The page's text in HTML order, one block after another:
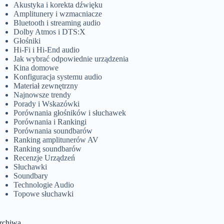
Akustyka i korekta dźwięku
Amplitunery i wzmacniacze
Bluetooth i streaming audio
Dolby Atmos i DTS:X
Głośniki
Hi-Fi i Hi-End audio
Jak wybrać odpowiednie urządzenia
Kina domowe
Konfiguracja systemu audio
Materiał zewnętrzny
Najnowsze trendy
Porady i Wskazówki
Porównania głośników i słuchawek
Porównania i Rankingi
Porównania soundbarów
Ranking amplitunerów AV
Ranking soundbarów
Recenzje Urządzeń
Słuchawki
Soundbary
Technologie Audio
Topowe słuchawki